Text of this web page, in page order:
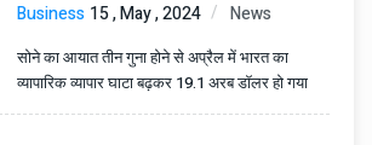
Business 15 , May , 2024 News
सोने का आयात तीन गुना होने से अप्रैल में भारत का
व्यापारिक व्यापार घाटा बढ़कर 19.1 अरब डॉलर हो गया